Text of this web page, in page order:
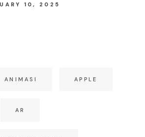
10, 2025
ANIMASI APPLE
AR